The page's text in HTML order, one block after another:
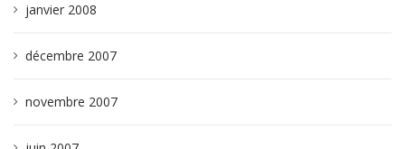
janvier 2008
décembre 2007
novembre 2007